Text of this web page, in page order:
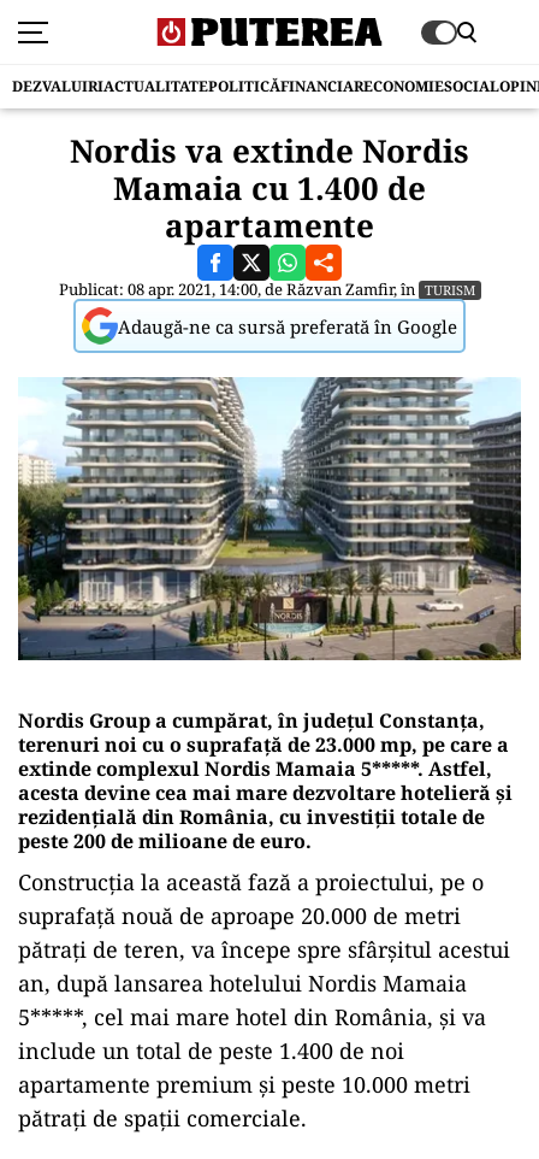
DEZVALUIRIACTUALITATEPOLITICĂFINANCIARECONOMIESOCIAL
Nordis va extinde Nordis
Mamaia cu 1.400 de
apartamente
Publicat: 08 apr. 2021, 14:00, deRăzvan Zamfir, în TURISM
Adaugă-ne ca sursă preferată în Google
Nordis Group a cumpărat, în județul Constanța,
terenuri noi cu o suprafață de 23.000 mp, pe care a
extinde complexul Nordis Mamaia 5*****. Astfel,
acesta devine cea mai mare dezvoltare hotelieră și
rezidențială din România, cu investiții totale de
peste 200 de milioane de euro.
Construcția la această fază a proiectului, pe o
suprafață nouă de aproape 20.000 de metri
pătrați de teren, va începe spre sfârșitul acestui
an, după lansarea hotelului Nordis Mamaia
5*****, cel mai mare hotel din România, și va
include un total de peste 1.400 de noi
apartamente premium și peste 10.000 metri
pătrați de spații comerciale.